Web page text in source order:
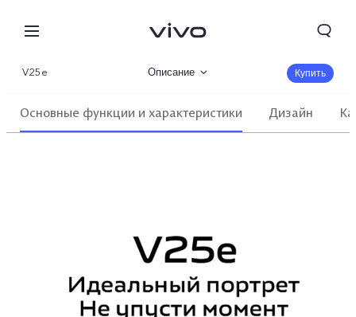
V25e Описание
Галерея
Купить
Основные функции и характеристики Дизайн